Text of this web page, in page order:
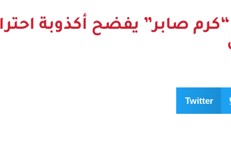
صابر” يفضح أكذوبة
Twitter